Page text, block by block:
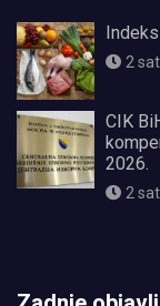
2
CIK
2026.
2